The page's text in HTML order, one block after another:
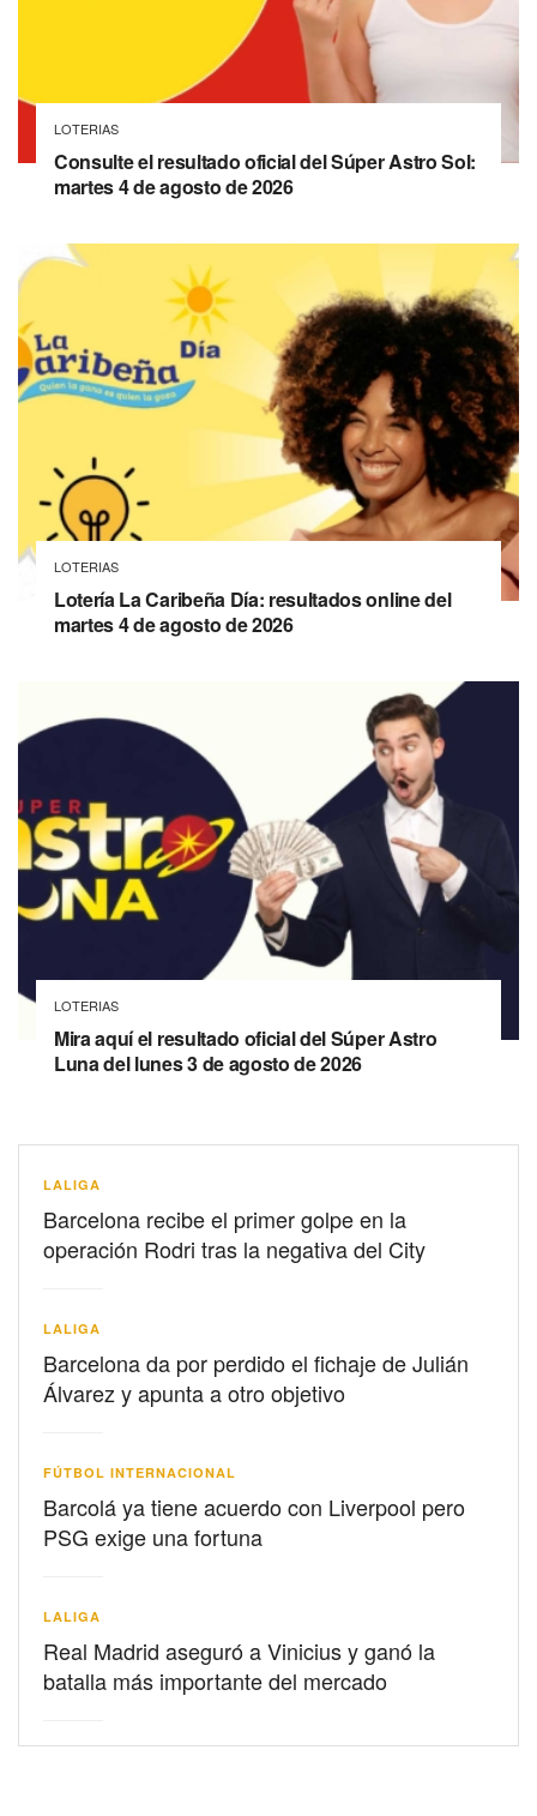
LOTERIAS
Consulte el resultado oficial del Súper Astro Sol:
martes 4 de agosto de 2026
LOTERIAS
Lotería La Caribeña Día: resultados online del
martes 4 de agosto de 2026
LOTERIAS
Mira aquí el resultado oficial del Súper Astro
Luna del lunes 3 de agosto de 2026
LALIGA
Barcelona recibe el primer golpe en la
operación Rodri tras la negativa del City
LALIGA
Barcelona da por perdido el fichaje de Julián
Álvarez y apunta a otro objetivo
FÚTBOL INTERNACIONAL
Barcolá ya tiene acuerdo con Liverpool pero
PSG exige una fortuna
LALIGA
Real Madrid aseguró a Vinicius y ganó la
batalla más importante del mercado